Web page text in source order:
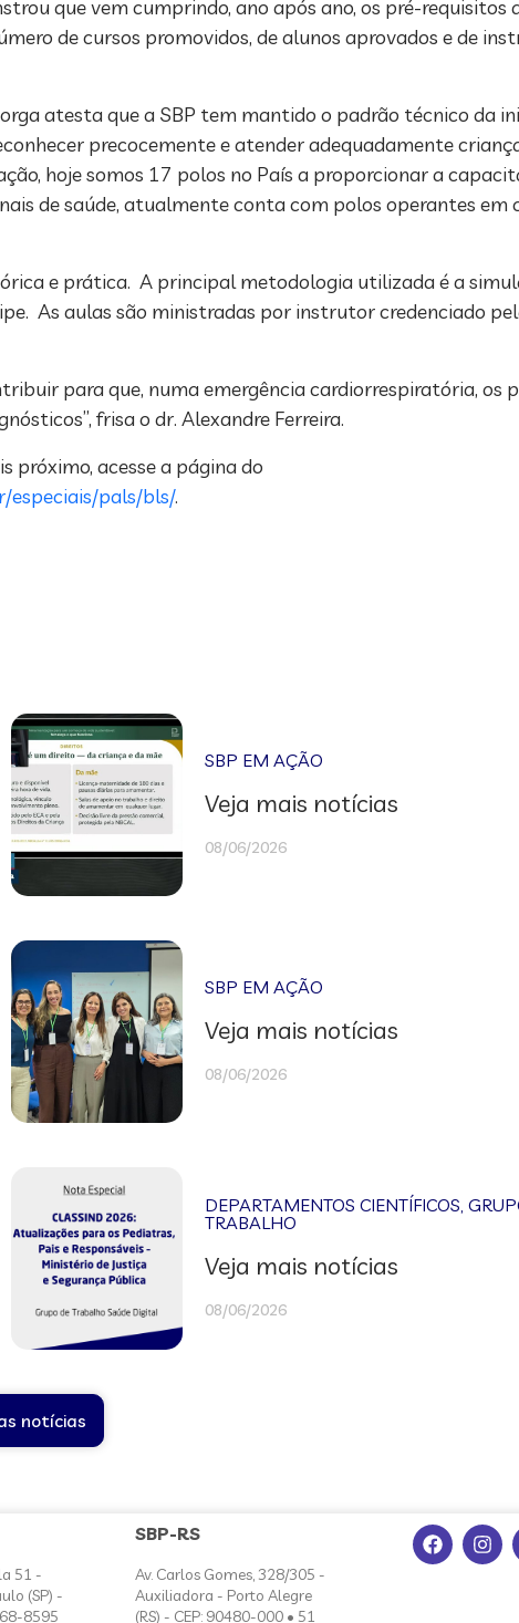
que vem cumprindo, ano após ano, os pré-requisitos
de cursos promovidos, de alunos aprovados e de
atesta que a SBP tem mantido o padrão técnico da
precocemente e atender adequadamente
hoje somos 17 polos no País a proporcionar a
de saúde, atualmente conta com polos operantes em
e prática. A principal metodologia utilizada é a
As aulas são ministradas por instrutor credenciado
para que, numa emergência cardiorrespiratória, os
frisa o dr. Alexandre Ferreira.
próximo, acesse a página do
especiais/pals/bls/.
SBP EM AÇÃO
Veja mais notícias
08/06/2026
SBP EM AÇÃO
Veja mais notícias
08/06/2026
DEPARTAMENTOS CIENTÍFICOS,
TRABALHO
Veja mais notícias
08/06/2026
notícias
51 -
(SP) -
8595
SBP-RS
Av. Carlos Gomes, 328/305 -
Auxiliadora - Porto Alegre
(RS) - CEP: 90480-000 • 51